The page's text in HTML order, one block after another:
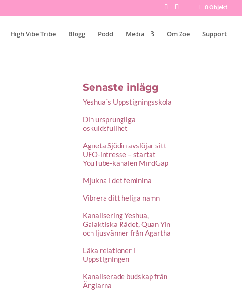
0 Objekt
High Vibe Tribe Blogg Podd Media Om Zoë Support
Senaste inlägg
Yeshua´s Uppstigningsskola
Din ursprungliga
oskuldsfullhet
Agneta Sjödin avslöjar sitt
UFO-intresse – startat
YouTube-kanalen MindGap
Mjukna i det feminina
Vibrera ditt heliga namn
Kanalisering Yeshua,
Galaktiska Rådet, Quan Yin
och ljusvänner från Agartha
Läka relationer i
Uppstigningen
Kanaliserade budskap från
Änglarna